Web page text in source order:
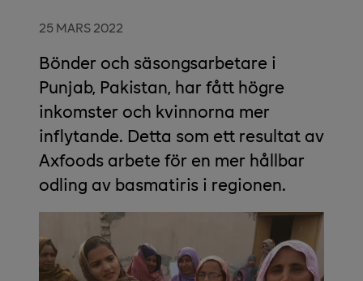
25 MARS 2022
Bönder och säsongsarbetare i
Punjab, Pakistan, har fått högre
inkomster och kvinnorna mer
inflytande. Detta som ett resultat av
Axfoods arbete för en mer hållbar
odling av basmatiris i regionen.